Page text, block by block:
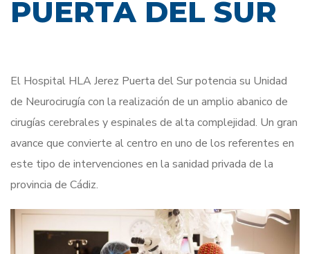
PUERTA DEL SUR
El Hospital HLA Jerez Puerta del Sur potencia su Unidad
de Neurocirugía con la realización de un amplio abanico de
cirugías cerebrales y espinales de alta complejidad. Un gran
avance que convierte al centro en uno de los referentes en
este tipo de intervenciones en la sanidad privada de la
provincia de Cádiz.